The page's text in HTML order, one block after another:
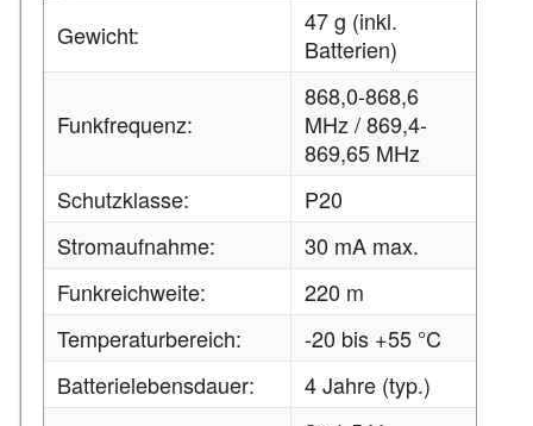
Gewicht:
47 g (inkl.
Batterien)
Funkfrequenz:
868,0-868,6
MHz / 869,4-
869,65 MHz
Schutzklasse:
P20
Stromaufnahme:
30 mA max.
Funkreichweite:
220 m
Temperaturbereich:
-20 bis +55 °C
Batterielebensdauer:
4 Jahre (typ.)